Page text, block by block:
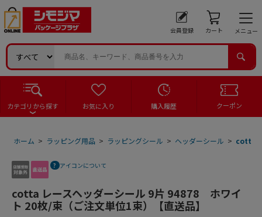
会員登録 カート メニュー
カテゴリから探す お気に入り 購入履歴 クーポン
ホーム > ラッピング用品 > ラッピングシール > ヘッダーシール > cotta
アイコンについて
cotta レースヘッダーシール 9片 94878 ホワイ
ト 20枚/束（ご注文単位1束）【直送品】